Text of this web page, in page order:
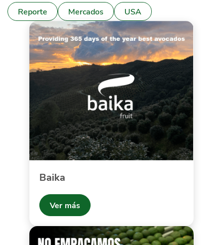
Reporte Mercados USA
Baika
Ver más